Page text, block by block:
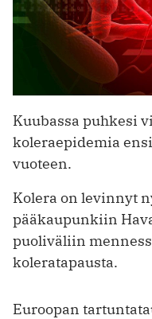
Kuubassa puhkesi
koleraepidemia
vuoteen.
Kolera on levinnyt
pääkaupunkiin
puoliväliin
koleratapausta.
Euroopan